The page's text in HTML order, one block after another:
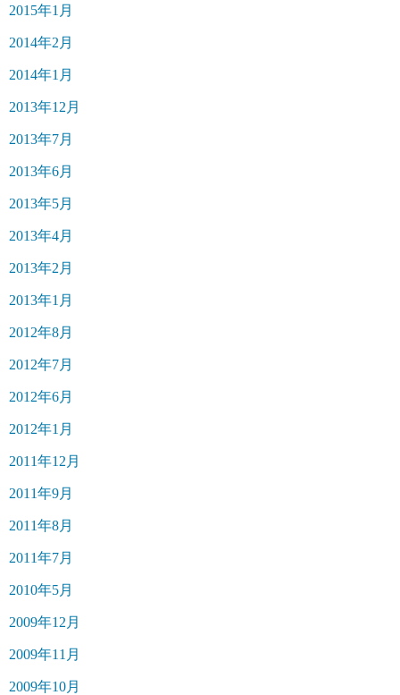
2015年1月
2014年2月
2014年1月
2013年12月
2013年7月
2013年6月
2013年5月
2013年4月
2013年2月
2013年1月
2012年8月
2012年7月
2012年6月
2012年1月
2011年12月
2011年9月
2011年8月
2011年7月
2010年5月
2009年12月
2009年11月
2009年10月